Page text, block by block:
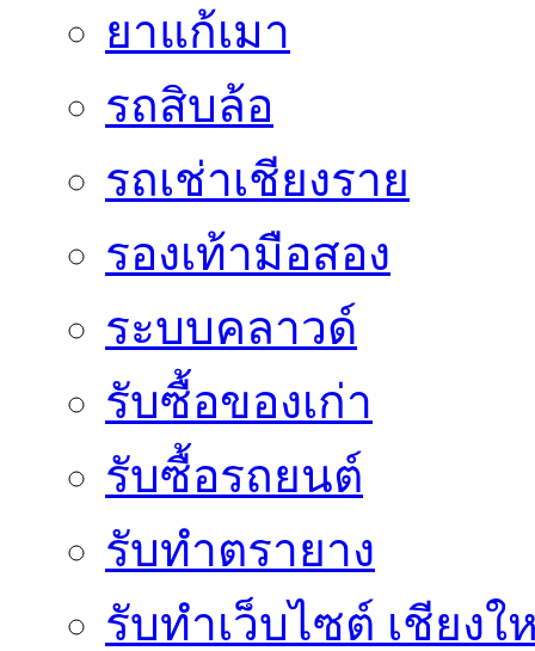
ยาแก้เมา
รถสิบล้อ
รถเช่าเชียงราย
รองเท้ามือสอง
ระบบคลาวด์
รับซื้อของเก่า
รับซื้อรถยนต์
รับทำตรายาง
รับทำเว็บไซต์ เชียงใ